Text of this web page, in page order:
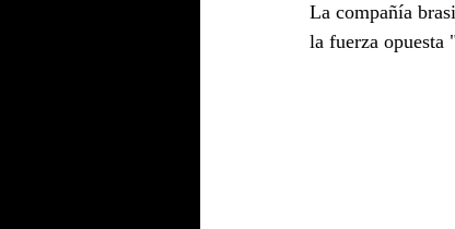
La compañía
la fuerza opuesta